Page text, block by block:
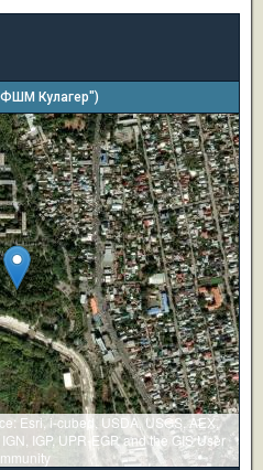
Кулагер")
Esri, i-cubed, USDA, USGS, AEX,
IGP, UPR-EGP, and the GIS User